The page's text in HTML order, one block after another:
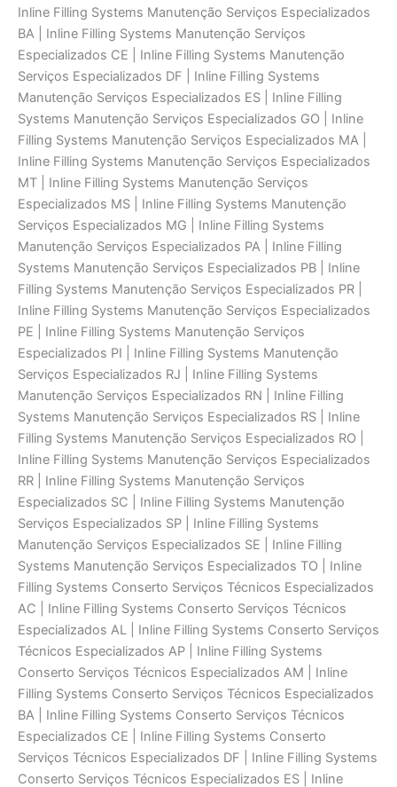
Inline Filling Systems Manutenção Serviços Especializados
BA | Inline Filling Systems Manutenção Serviços
Especializados CE | Inline Filling Systems Manutenção
Serviços Especializados DF | Inline Filling Systems
Manutenção Serviços Especializados ES | Inline Filling
Systems Manutenção Serviços Especializados GO | Inline
Filling Systems Manutenção Serviços Especializados MA |
Inline Filling Systems Manutenção Serviços Especializados
MT | Inline Filling Systems Manutenção Serviços
Especializados MS | Inline Filling Systems Manutenção
Serviços Especializados MG | Inline Filling Systems
Manutenção Serviços Especializados PA | Inline Filling
Systems Manutenção Serviços Especializados PB | Inline
Filling Systems Manutenção Serviços Especializados PR |
Inline Filling Systems Manutenção Serviços Especializados
PE | Inline Filling Systems Manutenção Serviços
Especializados PI | Inline Filling Systems Manutenção
Serviços Especializados RJ | Inline Filling Systems
Manutenção Serviços Especializados RN | Inline Filling
Systems Manutenção Serviços Especializados RS | Inline
Filling Systems Manutenção Serviços Especializados RO |
Inline Filling Systems Manutenção Serviços Especializados
RR | Inline Filling Systems Manutenção Serviços
Especializados SC | Inline Filling Systems Manutenção
Serviços Especializados SP | Inline Filling Systems
Manutenção Serviços Especializados SE | Inline Filling
Systems Manutenção Serviços Especializados TO | Inline
Filling Systems Conserto Serviços Técnicos Especializados
AC | Inline Filling Systems Conserto Serviços Técnicos
Especializados AL | Inline Filling Systems Conserto Serviços
Técnicos Especializados AP | Inline Filling Systems
Conserto Serviços Técnicos Especializados AM | Inline
Filling Systems Conserto Serviços Técnicos Especializados
BA | Inline Filling Systems Conserto Serviços Técnicos
Especializados CE | Inline Filling Systems Conserto
Serviços Técnicos Especializados DF | Inline Filling Systems
Conserto Serviços Técnicos Especializados ES | Inline